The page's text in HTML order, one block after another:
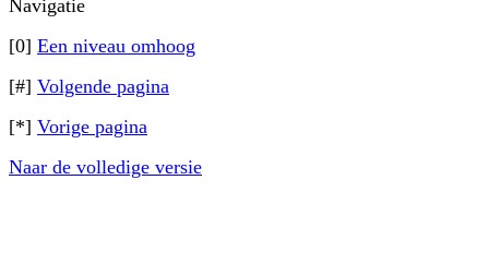
Navigatie
[0] Een niveau omhoog
[#] Volgende pagina
[*] Vorige pagina
Naar de volledige versie